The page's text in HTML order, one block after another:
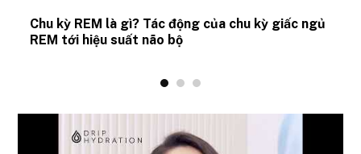
Chu kỳ REM là gì? Tác động của chu kỳ giấc ngủ
REM tới hiệu suất não bộ